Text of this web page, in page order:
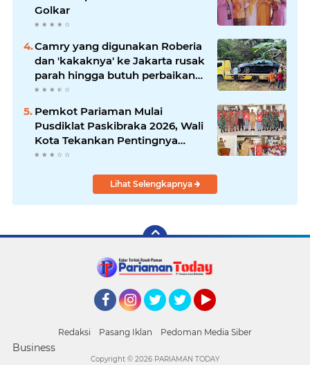
Golkar
Camry yang digunakan Roberia
dan 'kakaknya' ke Jakarta rusak
parah hingga butuh perbaikan
200 juta
Pemkot Pariaman Mulai
Pusdiklat Paskibraka 2026, Wali
Kota Tekankan Pentingnya
Disiplin
Lihat Selengkapnya
Redaksi Pasang Iklan Pedoman Media Siber
Business
Copyright © 2026 PARIAMAN TODAY